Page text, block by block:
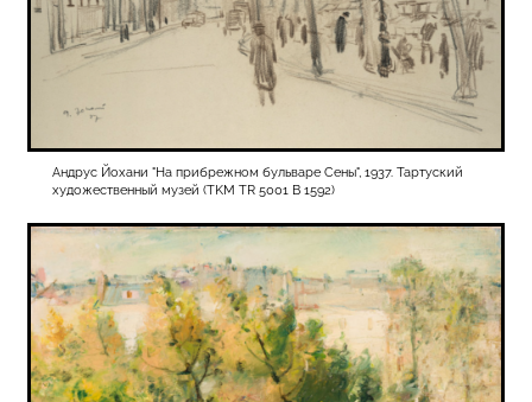
Андрус Йохани "На прибрежном бульваре Сены", 1937. Тартуский
художественный музей (TKM TR 5001 B 1592)